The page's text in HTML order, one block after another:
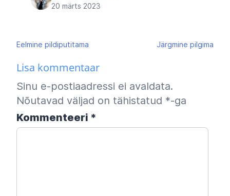
20 märts 2023
Navigeerimine
Eelmine pildiputitama Järgmine pilgima
Lisa kommentaar
Sinu e-postiaadressi ei avaldata.
Nõutavad väljad on tähistatud *-ga
Kommenteeri *